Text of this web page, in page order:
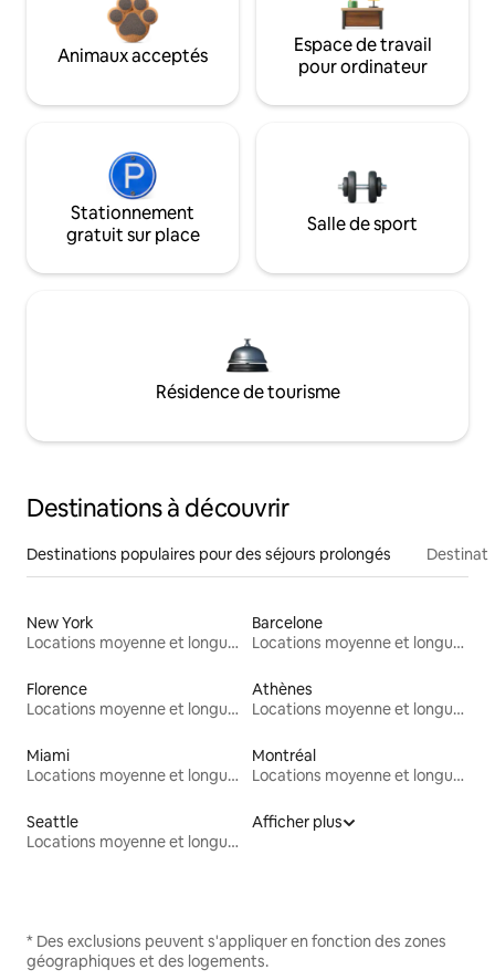
Animaux acceptés
Espace de travail
pour ordinateur
Stationnement
gratuit sur place
Salle de sport
Résidence de tourisme
Destinations à découvrir
Destinations populaires pour des séjours prolongés
New York
Locations moyenne et longue durée
Barcelone
Locations moyenne et longue durée
Florence
Locations moyenne et longue durée
Athènes
Locations moyenne et longue durée
Miami
Locations moyenne et longue durée
Montréal
Locations moyenne et longue durée
Seattle
Locations moyenne et longue durée
Afficher plus
* Des exclusions peuvent s'appliquer en fonction des zones
géographiques et des logements.